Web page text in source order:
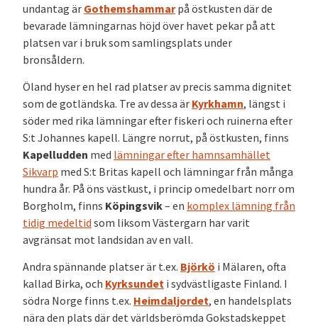
undantag är Gothemshammarpå östkusten där de
bevarade lämningarnas höjd över havet pekar på att
platsen var i bruk som samlingsplats under
bronsåldern.
Öland hyser en hel rad platser av precis samma dignitet
som de gotländska. Tre av dessa är Kyrkhamn, längst i
söder med rika lämningar efter fiskeri och ruinerna efter
S:t Johannes kapell. Längre norrut, på östkusten, finns
Kapelludden med lämningar efter hamnsamhället
Sikvarp med S:t Britas kapell och lämningar från många
hundra år. På öns västkust, i princip omedelbart norr om
Borgholm, finns Köpingsvik– en komplex lämning från
tidig medeltid som liksom Västergarn har varit
avgränsat mot landsidan av en vall.
Andra spännande platser är t.ex. Björkö i Mälaren, ofta
kallad Birka, och Kyrksundet i sydvästligaste Finland. I
södra Norge finns t.ex. Heimdaljordet, en handelsplats
nära den plats där det världsberömda Gokstadskeppet